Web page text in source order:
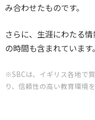
み合わせたものです。
さらに、生涯にわたる
の時間も含まれています。
※SBCは、イギリス各地で
り、信頼性の高い教育環境